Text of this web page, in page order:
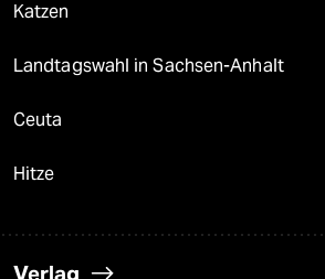
Katzen
Landtagswahl in Sachsen-Anhalt
Ceuta
Hitze